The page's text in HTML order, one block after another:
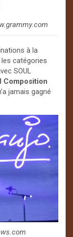
à la
catégories
SOUL
Composition
jamais gagné